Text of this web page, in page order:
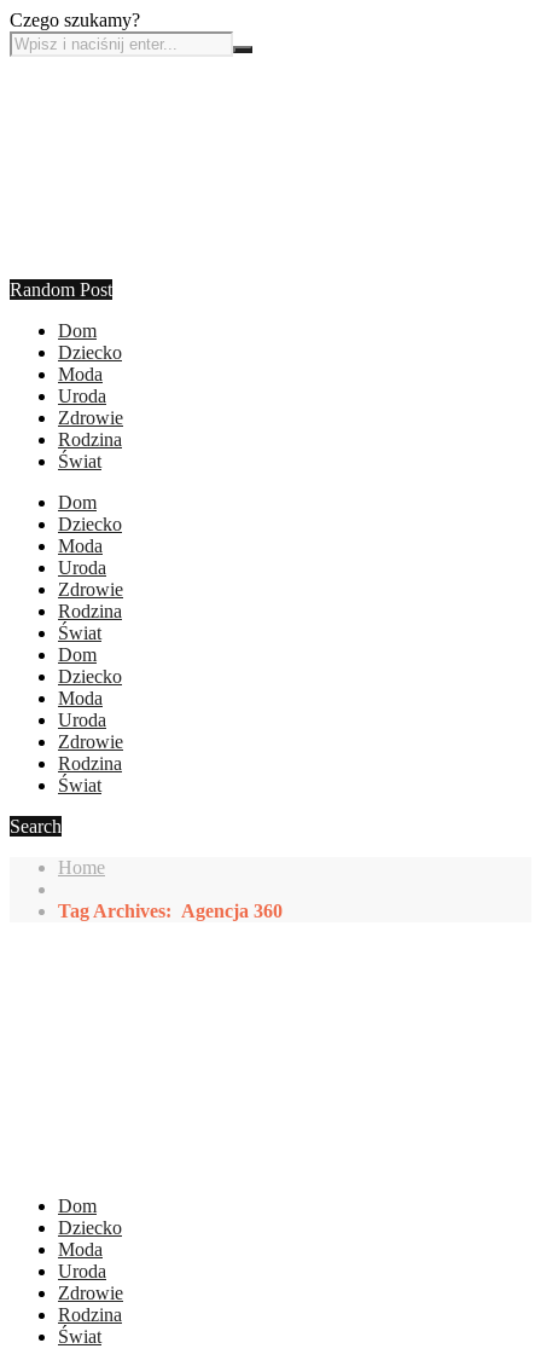
Czego szukamy?
Random Post
Dom
Dziecko
Moda
Uroda
Zdrowie
Rodzina
Świat
Dom
Dziecko
Moda
Uroda
Zdrowie
Rodzina
Świat
Dom
Dziecko
Moda
Uroda
Zdrowie
Rodzina
Świat
Search
Home
Tag Archives: Agencja 360
Dom
Dziecko
Moda
Uroda
Zdrowie
Rodzina
Świat